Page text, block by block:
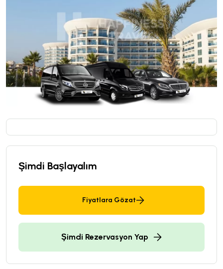
Şimdi Başlayalım
Fiyatlara Gözat
Şimdi Rezervasyon Yap